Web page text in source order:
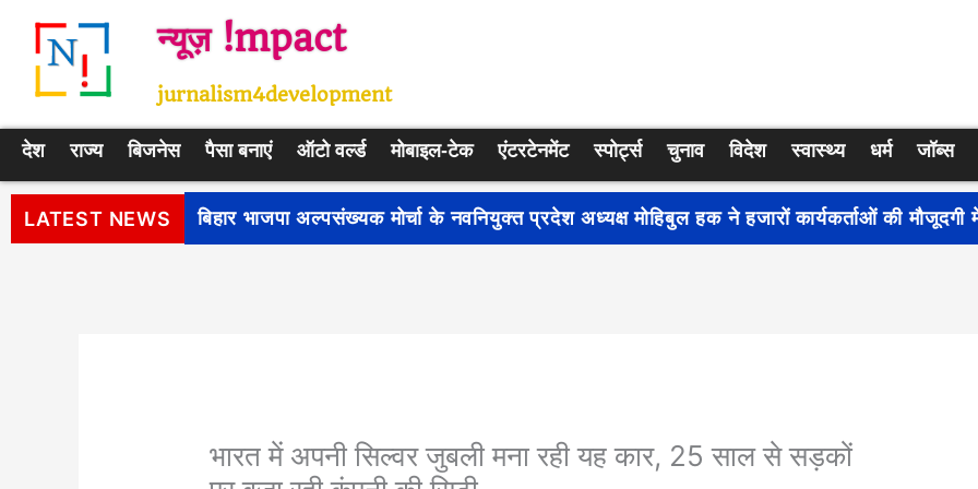
न्यूज़ !mpact
jurnalism4development
देश राज्य बिजनेस पैसा बनाएं ऑटो वर्ल्ड मोबाइल-टेक एंटरटेनमेंट स्पोर्ट्स चुनाव विदेश स्वास्थ्य धर्म जॉब्स
LATEST NEWS पीएम सूर्य घर: मुफ्त बिजली योजना के प्रति जागरूकता बढ़ाने के लिए देशभर में शुरू हुआ नुक्कड़ नाटक
भारत में अपनी सिल्वर जुबली मना रही यह कार, 25 साल से सड़कों